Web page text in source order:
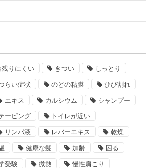
残りにくい きつい しっとり
らい症状 のどの粘膜 ひび割れ
エキス カルシウム シャンプー
ーピング トイレが近い
リンパ液 レバーエキス 乾燥
健康な髪 加齢 困る
受験 微熱 慢性肩こり